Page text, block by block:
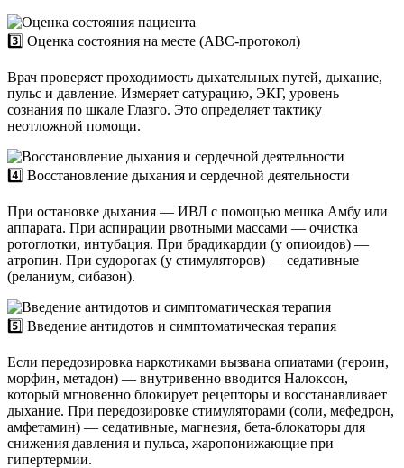
3️⃣ Оценка состояния на месте (ABC-протокол)
Врач проверяет проходимость дыхательных путей, дыхание,
пульс и давление. Измеряет сатурацию, ЭКГ, уровень
сознания по шкале Глазго. Это определяет тактику
неотложной помощи.
4️⃣ Восстановление дыхания и сердечной деятельности
При остановке дыхания — ИВЛ с помощью мешка Амбу или
аппарата. При аспирации рвотными массами — очистка
ротоглотки, интубация. При брадикардии (у опиоидов) —
атропин. При судорогах (у стимуляторов) — седативные
(реланиум, сибазон).
5️⃣ Введение антидотов и симптоматическая терапия
Если передозировка наркотиками вызвана опиатами (героин,
морфин, метадон) — внутривенно вводится Налоксон,
который мгновенно блокирует рецепторы и восстанавливает
дыхание. При передозировке стимуляторами (соли, мефедрон,
амфетамин) — седативные, магнезия, бета-блокаторы для
снижения давления и пульса, жаропонижающие при
гипертермии.